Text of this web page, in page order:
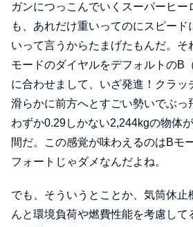
ガンにつっこんでいくスーパーヒ
も、あれだけ重いってのにスピード
いって言うからたまげたもんだ。そ
モードのダイヤルをデフォルトのB
に合わせまして、いざ発進！クラッ
滑らかに前方へとすごい勢いでぶっ
わずか0.29しかない2,244kgの物体
間だ。この感覚が味わえるのはBモ
フォートじゃダメなんだよね。
でも、そういうとことか、気筒休止
んと環境負荷や燃費性能を考慮して